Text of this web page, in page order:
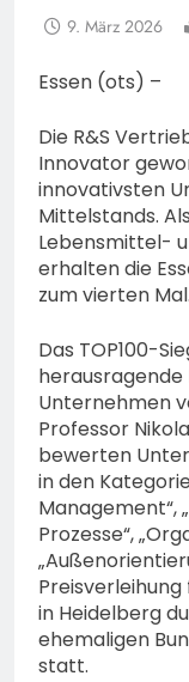
9. März 2026
Essen (ots) –
Die R&S
Innovator
innovativsten
Mittelstands.
Lebensmittel-
erhalten die
zum vierten Mal.
Das TOP100-
Unternehmen
Professor
bewerten
in den
Management“,
Prozesse“,
in Heidelberg
ehemaligen
statt.